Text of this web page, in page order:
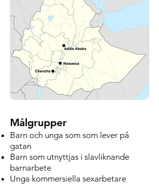
Målgrupper
Barn och unga som som lever på
gatan
Barn som utnyttjas i slavliknande
barnarbete
Unga kommersiella sexarbetare